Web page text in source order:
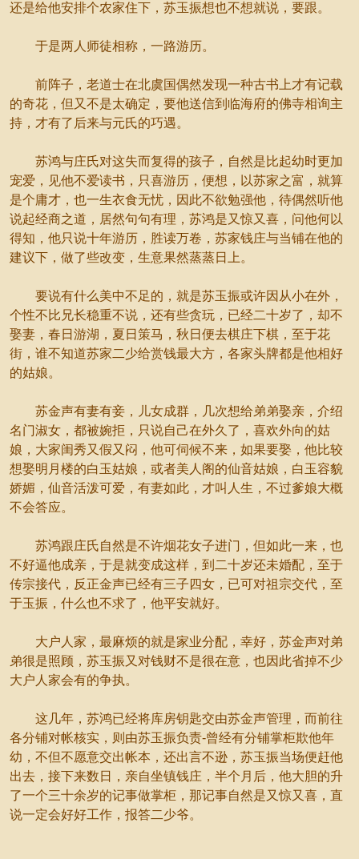
还是给他安排个农家住下，苏玉振想也不想就说，要跟。
于是两人师徒相称，一路游历。
前阵子，老道士在北虞国偶然发现一种古书上才有记载
的奇花，但又不是太确定，要他送信到临海府的佛寺相询主
持，才有了后来与元氏的巧遇。
苏鸿与庄氏对这失而复得的孩子，自然是比起幼时更加
宠爱，见他不爱读书，只喜游历，便想，以苏家之富，就算
是个庸才，也一生衣食无忧，因此不欲勉强他，待偶然听他
说起经商之道，居然句句有理，苏鸿是又惊又喜，问他何以
得知，他只说十年游历，胜读万卷，苏家钱庄与当铺在他的
建议下，做了些改变，生意果然蒸蒸日上。
要说有什么美中不足的，就是苏玉振或许因从小在外，
个性不比兄长稳重不说，还有些贪玩，已经二十岁了，却不
娶妻，春日游湖，夏日策马，秋日便去棋庄下棋，至于花
街，谁不知道苏家二少给赏钱最大方，各家头牌都是他相好
的姑娘。
苏金声有妻有妾，儿女成群，几次想给弟弟娶亲，介绍
名门淑女，都被婉拒，只说自己在外久了，喜欢外向的姑
娘，大家闺秀又假又闷，他可伺候不来，如果要娶，他比较
想娶明月楼的白玉姑娘，或者美人阁的仙音姑娘，白玉容貌
娇媚，仙音活泼可爱，有妻如此，才叫人生，不过爹娘大概
不会答应。
苏鸿跟庄氏自然是不许烟花女子进门，但如此一来，也
不好逼他成亲，于是就变成这样，到二十岁还未婚配，至于
传宗接代，反正金声已经有三子四女，已可对祖宗交代，至
于玉振，什么也不求了，他平安就好。
大户人家，最麻烦的就是家业分配，幸好，苏金声对弟
弟很是照顾，苏玉振又对钱财不是很在意，也因此省掉不少
大户人家会有的争执。
这几年，苏鸿已经将库房钥匙交由苏金声管理，而前往
各分铺对帐核实，则由苏玉振负责-曾经有分铺掌柜欺他年
幼，不但不愿意交出帐本，还出言不逊，苏玉振当场便赶他
出去，接下来数日，亲自坐镇钱庄，半个月后，他大胆的升
了一个三十余岁的记事做掌柜，那记事自然是又惊又喜，直
说一定会好好工作，报答二少爷。